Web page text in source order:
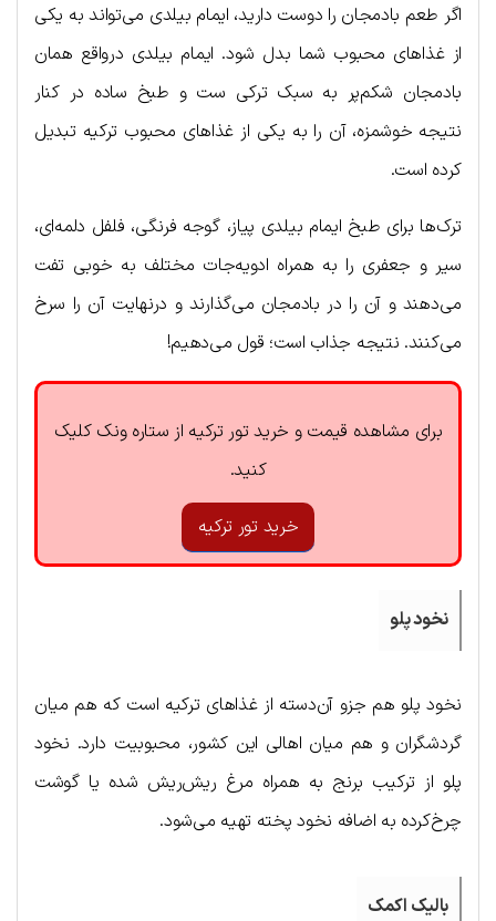
اگر طعم بادمجان را دوست دارید، ایمام بیلدی می‌تواند به یکی
از غذاهای محبوب شما بدل شود. ایمام بیلدی درواقع همان
بادمجان شکم‌پر به سبک ترکی ست و طبخ ساده در کنار
نتیجه خوشمزه، آن را به یکی از غذاهای محبوب ترکیه تبدیل
کرده است.
ترک‌ها برای طبخ ایمام بیلدی پیاز، گوجه فرنگی، فلفل دلمه‌ای،
سیر و جعفری را به همراه ادویه‌جات مختلف به خوبی تفت
می‌دهند و آن را در بادمجان می‌گذارند و درنهایت آن را سرخ
می‌کنند. نتیجه جذاب است؛ قول می‌دهیم!
برای مشاهده قیمت و خرید تور ترکیه از ستاره ونک کلیک
کنید.
خرید تور ترکیه
نخود پلو
نخود پلو هم جزو آن‌دسته از غذاهای ترکیه است که هم میان
گردشگران و هم میان اهالی این کشور، محبوبیت دارد. نخود
پلو از ترکیب برنج به همراه مرغ ریش‌ریش شده یا گوشت
چرخ‌کرده به اضافه نخود پخته تهیه می‌شود.
بالیک اکمک